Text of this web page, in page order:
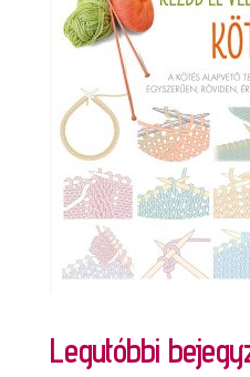
Legutóbbi